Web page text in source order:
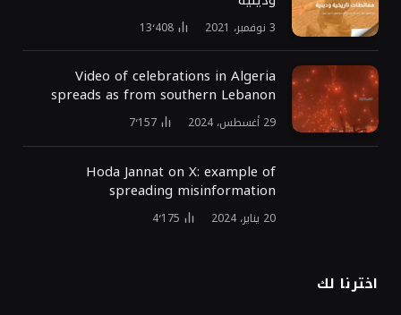
3 نوفمبر، 2021 13٬408
Video of celebrations in Algeria
spreads as from southern Lebanon
29 أغسطس، 2024 7٬157
Hoda Jannat on X: example of
spreading misinformation
20 يناير، 2024 4٬175
اخترنا لك